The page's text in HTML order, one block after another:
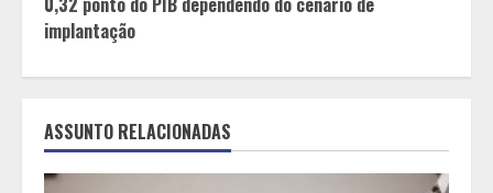
implantação
ASSUNTO RELACIONADAS